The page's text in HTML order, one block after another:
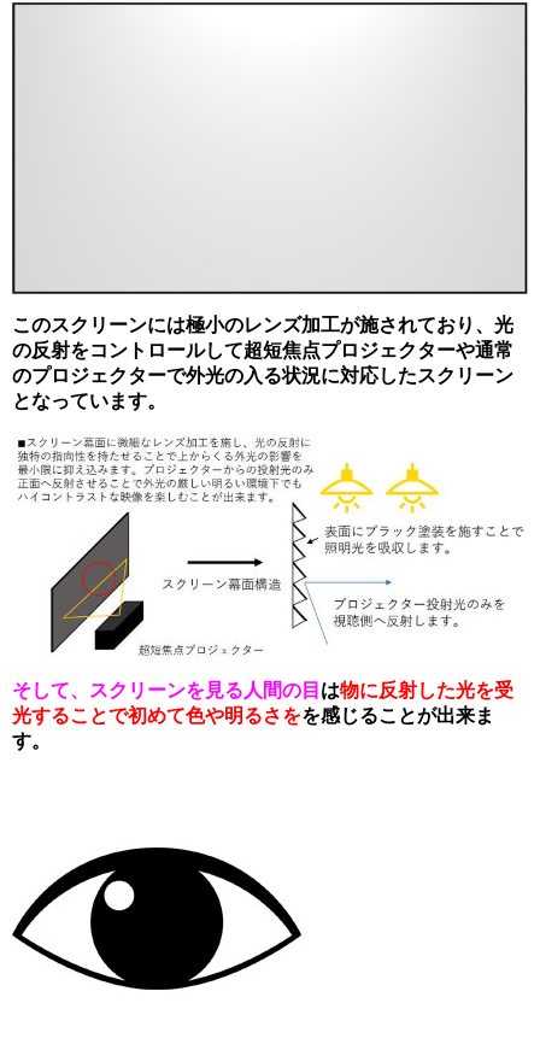
このスクリーンには極小のレンズ加工が施されており、光
の反射をコントロールして超短焦点プロジェクターや通常
のプロジェクターで外光の入る状況に対応したスクリーン
となっています。
そして、スクリーンを見る人間の目 は物に反射した光を受
光することで初めて色や明るさをを感じることが出来ま
す。